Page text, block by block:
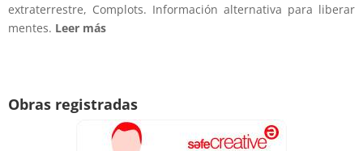
extraterrestre, Complots. Información alternativa para liberar
mentes. Leer más
Obras registradas